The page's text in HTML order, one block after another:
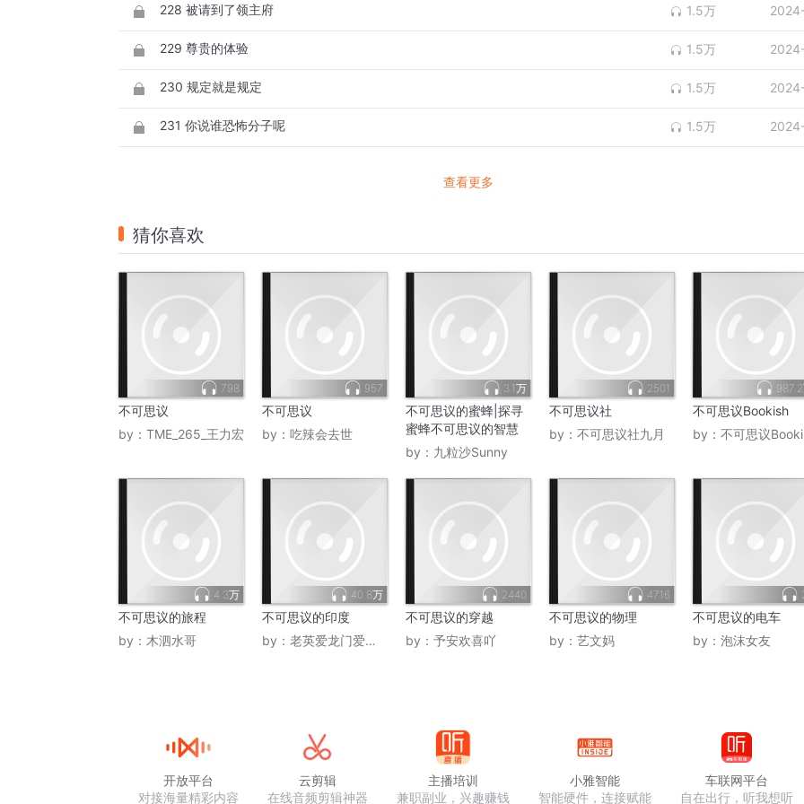
228 被请到了领主府 1.5万
229 尊贵的体验 1.5万
230 规定就是规定 1.5万
231 你说谁恐怖分子呢 1.5万
查看更多
猜你喜欢
798
不可思议
by： TME_265_王力宏
957
不可思议
by： 吃辣会去世
3.1万
不可思议的蜜蜂|探寻
蜜蜂不可思议的智慧
by： 九粒沙Sunny
2501
不可思议社
by： 不可思议社九月
不可思议Bookish
by： 不可思议
4.3万
不可思议的旅程
by： 木泗水哥
40.8万
不可思议的印度
by： 老英爱龙门爱白马寺
2440
不可思议的穿越
by： 予安欢喜吖
4716
不可思议的物理
by： 艺文妈
不可思议的电车
by： 泡沫女友
开放平台
对接海量精彩内容
云剪辑
在线音频剪辑神器
主播培训
兼职副业，兴趣赚钱
小雅智能
智能硬件，连接赋能
车联网平台
自在出行，听我想听